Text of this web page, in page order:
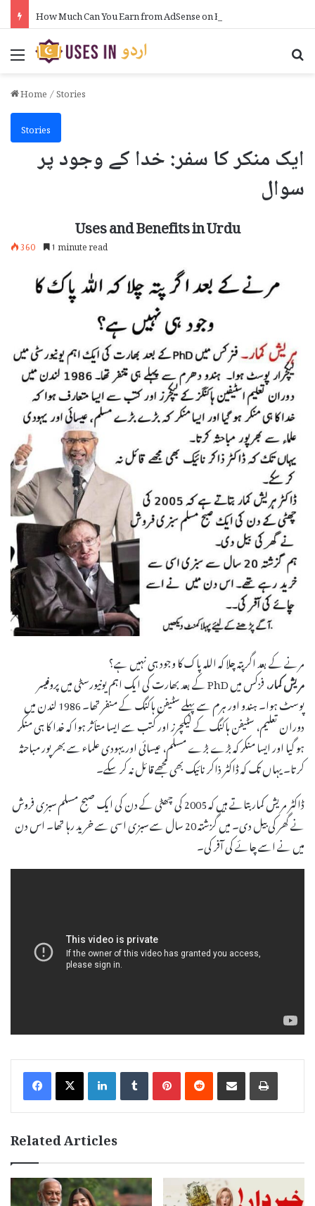
How Much Can You Earn from AdSense on Blogger in Urdu
Menu
Home/Stories
Stories
ایک منکر کا سفر: خدا کے وجود پر
سوال
Uses and Benefits in Urdu
360 1 minute read
مرنے کے بعد اگر پتہ چلا کہ اللہ پاک کا وجود ہی نہیں ہے؟
مریش کمار ، فزکس میں PhD کے بعد بھارت کی ایک اہم یونیورسٹی میں پروفیسر
پوسٹ ہوا۔ ہندو اور ہرم سے پہلے سٹیفن ہاکنگ کے منفر تھا۔ 1986 لندن میں
دوران تعلیم، سٹیفن ہاکنگ کے لیکچرز اور کتب سے ایسا متأثر ہوا کہ خدا کا ہی منکر
ہو گیا اور ایسا منکر کہ بڑے بڑے مسلم، عیسائی اور یہودی علماء سے بھرپور مباحثہ
کرتا۔ یہاں تک کہ ڈاکٹر ذاکر نائیک بھی مجھے قائل نہ کر سکے۔
ڈاکٹر مریش کمار بتاتے ہیں کہ 2005 کی چھٹی کے دن کی ایک صبح مسلم سبزی فروش
نے گھر کی بیل دی۔ میں گزشتہ 20 سال سے سبزی اسی سے خرید رہا تھا۔ اس دن
میں نے اسے چائے کی آفر کی۔
LinkedInTumblrPinterestReddit Share via Email Print
Related Articles